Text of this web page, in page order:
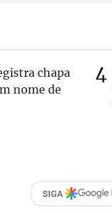
chapa
nome de
SIGA